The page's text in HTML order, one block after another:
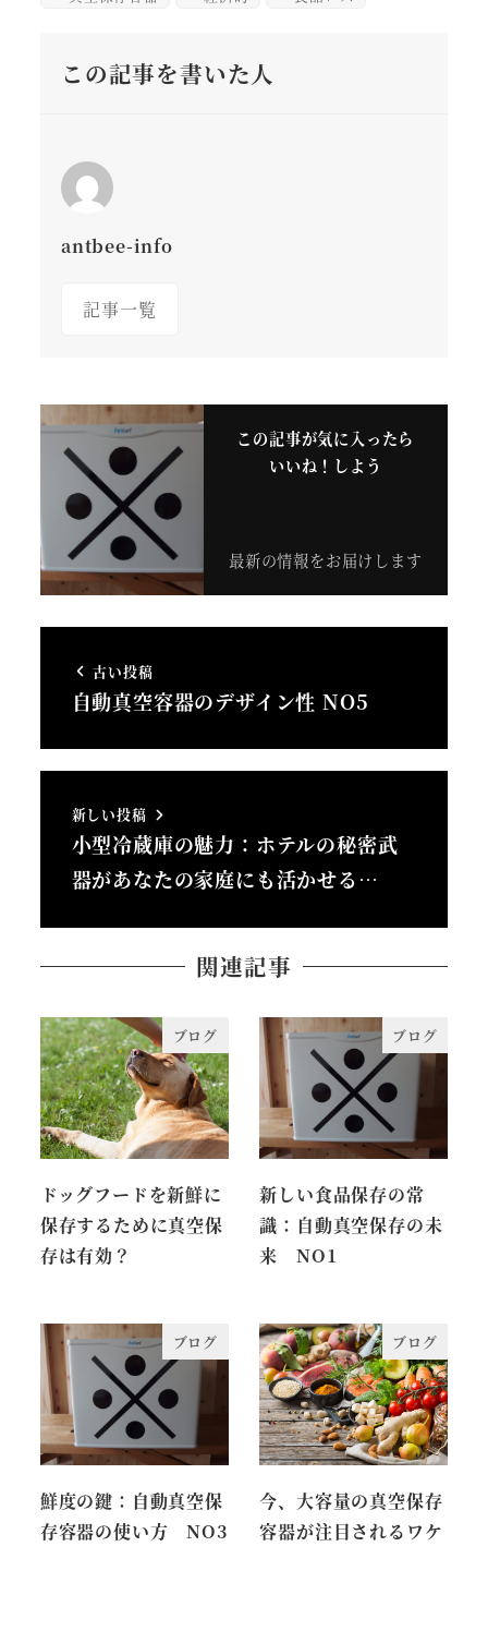
この記事を書いた人
antbee-info
記事一覧
この記事が気に入ったら
いいね！しよう
最新の情報をお届けします
古い投稿
自動真空容器のデザイン性 NO5
新しい投稿
小型冷蔵庫の魅力：ホテルの秘密武
器があなたの家庭にも活かせる…
関連記事
ブログ
ドッグフードを新鮮に
保存するために真空保
存は有効？
ブログ
新しい食品保存の常
識：自動真空保存の未
来 NO1
ブログ
鮮度の鍵：自動真空保
存容器の使い方 NO3
ブログ
今、大容量の真空保存
容器が注目されるワケ